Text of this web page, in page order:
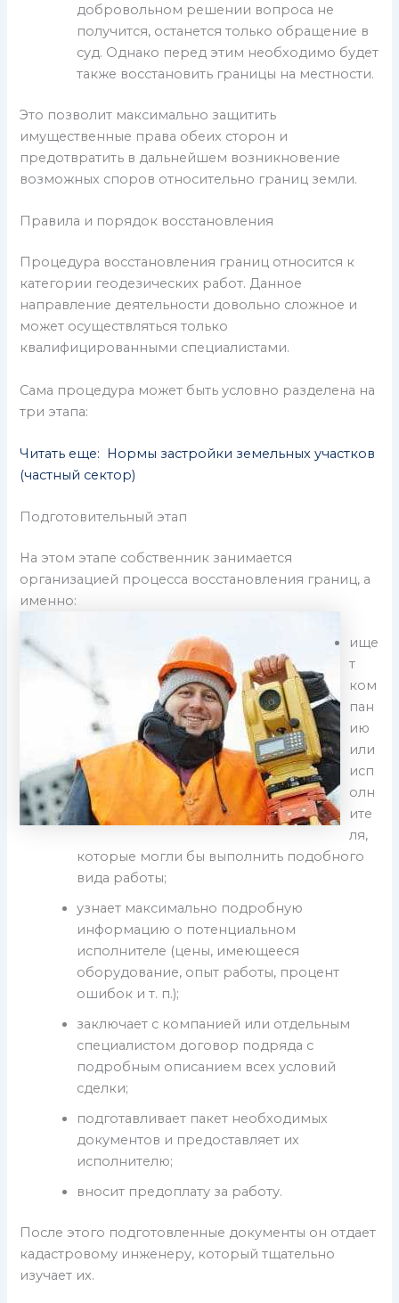
добровольном решении вопроса не
получится, останется только обращение в
суд. Однако перед этим необходимо будет
также восстановить границы на местности.
Это позволит максимально защитить
имущественные права обеих сторон и
предотвратить в дальнейшем возникновение
возможных споров относительно границ земли.
Правила и порядок восстановления
Процедура восстановления границ относится к
категории геодезических работ. Данное
направление деятельности довольно сложное и
может осуществляться только
квалифицированными специалистами.
Сама процедура может быть условно разделена на
три этапа:
Читать еще: Нормы застройки земельных участков
(частный сектор)
Подготовительный этап
На этом этапе собственник занимается
организацией процесса восстановления границ, а
именно:
ище
т
ком
пан
ию
или
исп
олн
ите
ля,
которые могли бы выполнить подобного
вида работы;
узнает максимально подробную
информацию о потенциальном
исполнителе (цены, имеющееся
оборудование, опыт работы, процент
ошибок и т. п.);
заключает с компанией или отдельным
специалистом договор подряда с
подробным описанием всех условий
сделки;
подготавливает пакет необходимых
документов и предоставляет их
исполнителю;
вносит предоплату за работу.
После этого подготовленные документы он отдает
кадастровому инженеру, который тщательно
изучает их.